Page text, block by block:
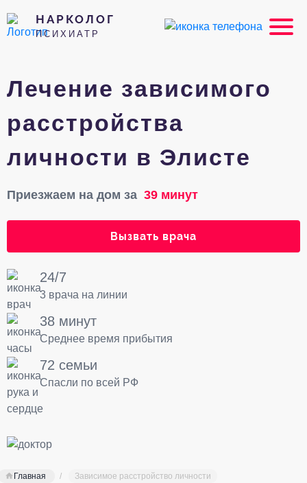
НАРКОЛОГ
ПСИХИАТР
Лечение зависимого
расстройства
личности в Элисте
Приезжаем на дом за 39 минут
Вызвать врача
24/7
3 врача на линии
38 минут
Среднее время прибытия
72 семьи
Спасли по всей РФ
Главная Зависимое расстройство личности